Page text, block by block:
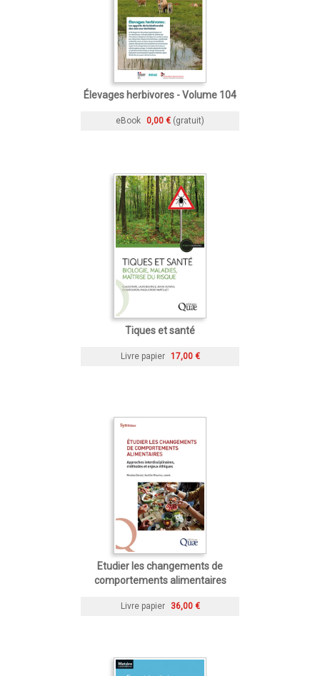
Élevages herbivores - Volume 104
eBook 0,00 € (gratuit)
Tiques et santé
Livre papier 17,00 €
Etudier les changements de
comportements alimentaires
Livre papier 36,00 €